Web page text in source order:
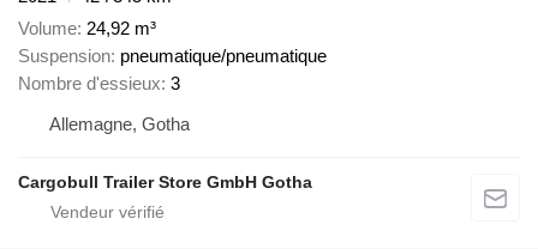
Volume 24,92 m³
Suspension pneumatique/pneumatique
Nombre d'essieux 3
Allemagne, Gotha
Cargobull Trailer Store GmbH Gotha